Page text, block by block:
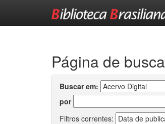
Página de busca
Buscar em:
por
Filtros correntes: